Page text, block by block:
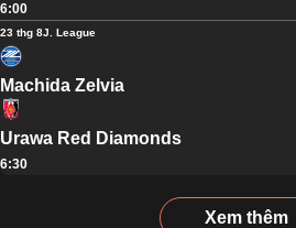
6:00
23 thg 8J. League
Machida Zelvia
Urawa Red Diamonds
6:30
Xem thêm